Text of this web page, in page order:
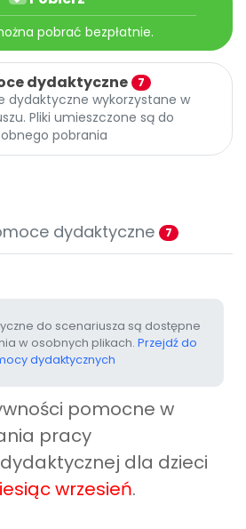
pobrać bezpłatnie.
dydaktyczne 7
dydaktyczne wykorzystane w
Pliki umieszczone są do
pobrania
dydaktyczne 7
do scenariusza są dostępne
w osobnych plikach. Przejdź do
dydaktycznych
pomocne w
pracy
dla dzieci
wrzesień.